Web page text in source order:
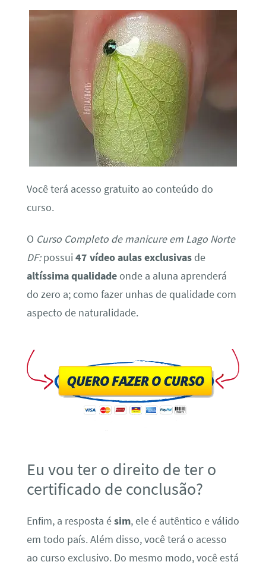
Você terá acesso gratuito ao conteúdo do
curso.
O Curso Completo de manicure em Lago Norte
DF:possui 47 vídeo aulas exclusivasde
altíssima qualidadeonde a aluna aprenderá
do zero a; como fazer unhas de qualidade com
aspecto de naturalidade.
Eu vou ter o direito de ter o
certificado de conclusão?
Enfim, a resposta ésim, ele é autêntico e válido
em todo país. Além disso, você terá o acesso
ao curso exclusivo. Do mesmo modo, você está